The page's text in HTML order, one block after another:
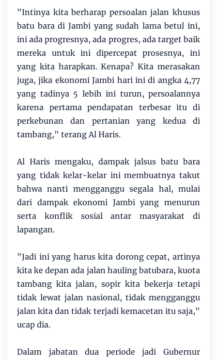
"Intinya kita berharap persoalan jalan khusus
batu bara di Jambi yang sudah lama betul ini,
ini ada progresnya, ada progres, ada target baik
mereka untuk ini dipercepat prosesnya, ini
yang kita harapkan. Kenapa? Kita merasakan
juga, jika ekonomi Jambi hari ini di angka 4,77
yang tadinya 5 lebih ini turun, persoalannya
karena pertama pendapatan terbesar itu di
perkebunan dan pertanian yang kedua di
tambang," terang Al Haris.
Al Haris mengaku, dampak jalsus batu bara
yang tidak kelar-kelar ini membuatnya takut
bahwa nanti mengganggu segala hal, mulai
dari dampak ekonomi Jambi yang menurun
serta konflik sosial antar masyarakat di
lapangan.
"Jadi ini yang harus kita dorong cepat, artinya
kita ke depan ada jalan hauling batubara, kuota
tambang kita jalan, sopir kita bekerja tetapi
tidak lewat jalan nasional, tidak mengganggu
jalan kita dan tidak terjadi kemacetan itu saja,"
ucap dia.
Dalam jabatan dua periode jadi Gubernur